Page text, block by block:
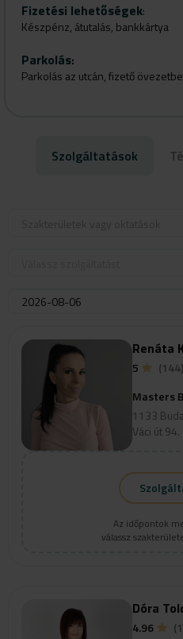
Szombaton is nyitva vagyunk!
ADRIENNE FELLER, CHARLOTTE
Fizetési lehetőségek:
Készpénz, átutalás, bankkártya
Parkolás:
Parkolás az utcán, fizető
Szolgáltatások
Az időpontok
válassz
Renáta
5
(144)
Masters
1133
Váci út 94.
Dóra
4.96